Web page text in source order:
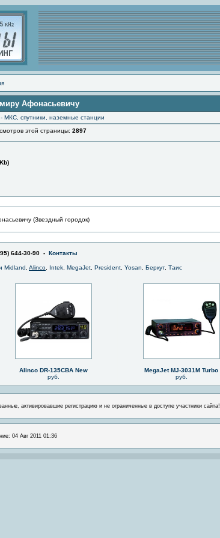
Афонасьевичу
МКС, спутники, наземные станции
этой страницы: 2897
(Звездный городок)
644-30-90 - Контакты
Midland Alinco Intek MegaJet President Yosan Беркут, Таис
Alinco DR-135CBA New
руб.
MegaJet MJ-3031M Turbo
руб.
активировавшие регистрацию и не ограниченные в доступе участники сайта!
04 Авг 2011 01:36